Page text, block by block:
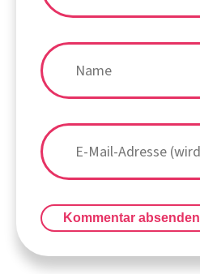
Kommentar absenden